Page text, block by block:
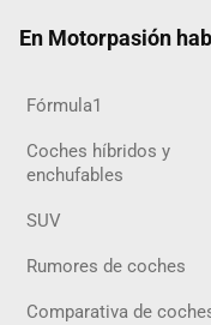
En Motorpasión
Fórmula1
Coches híbridos y
enchufables
SUV
Rumores de coches
Comparativa de